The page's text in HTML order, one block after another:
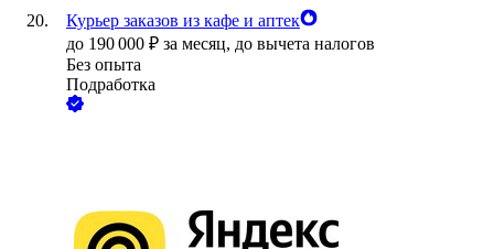
Курьер заказов из кафе и аптек
до 190 000 ₽ за месяц, до вычета налогов
Без опыта
Подработка